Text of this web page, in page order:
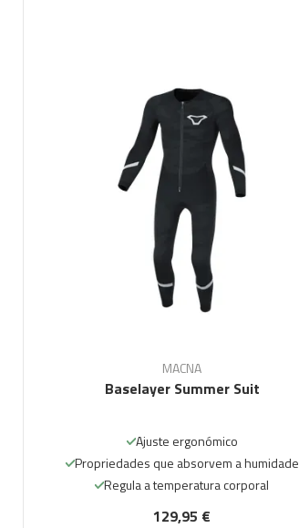
MACNA
Baselayer Summer Suit
Ajuste ergonómico
Propriedades que absorvem a humidade
Regula a temperatura corporal
129,95 €